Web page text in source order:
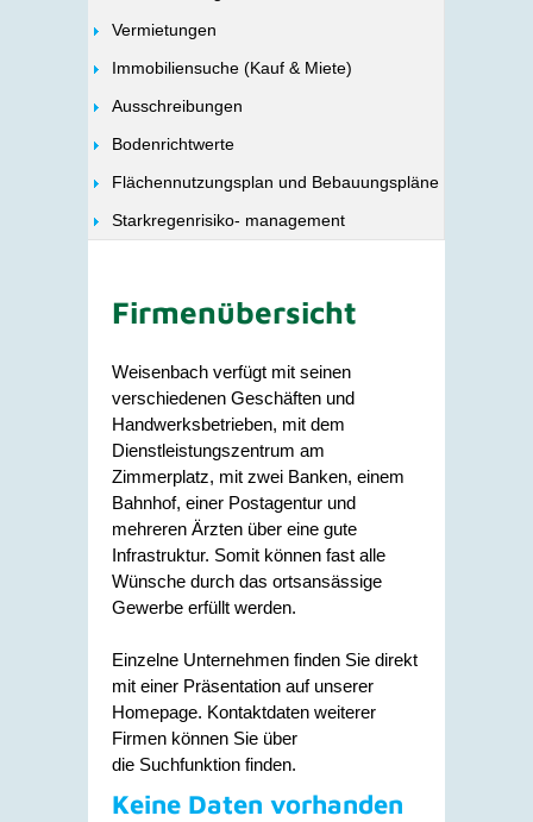
Vermietungen
Immobiliensuche (Kauf & Miete)
Ausschreibungen
Bodenrichtwerte
Flächennutzungsplan und Bebauungspläne
Starkregenrisiko- management
Firmenübersicht
Weisenbach verfügt mit seinen
verschiedenen Geschäften und
Handwerksbetrieben, mit dem
Dienstleistungszentrum am
Zimmerplatz, mit zwei Banken, einem
Bahnhof, einer Postagentur und
mehreren Ärzten über eine gute
Infrastruktur. Somit können fast alle
Wünsche durch das ortsansässige
Gewerbe erfüllt werden.
Einzelne Unternehmen finden Sie direkt
mit einer Präsentation auf unserer
Homepage. Kontaktdaten weiterer
Firmen können Sie über
die Suchfunktion finden.
Keine Daten vorhanden